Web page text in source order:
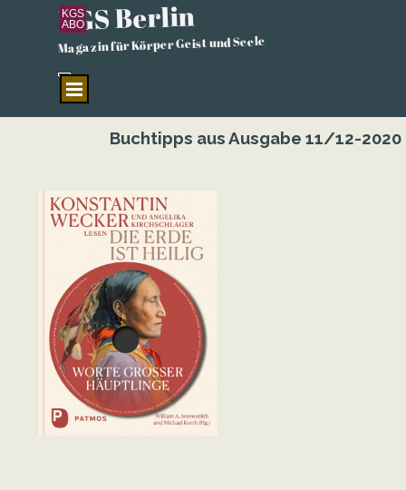
Direkt zum Seiteninhalt
KGS Berlin
Magazin für Körper Geist und Seele
KGS
ABO
Menü überspringen
Buchtipps aus Ausgabe 11/12-2020